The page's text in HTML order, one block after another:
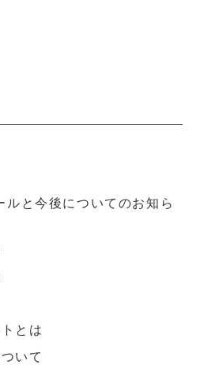
と今後についてのお知ら
とは
いて